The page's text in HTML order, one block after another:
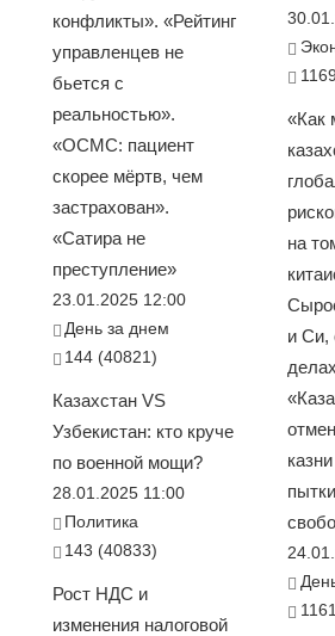
конфликты». «Рейтинг
управленцев не
бьется с
реальностью».
«ОСМС: пациент
скорее мёртв, чем
застрахован».
«Сатира не
преступление»
23.01.2025 12:00
День за днем
144 (40821)
Казахстан VS
Узбекистан: кто круче
по военной мощи?
28.01.2025 11:00
Политика
143 (40833)
Рост НДС и
изменения налоговой
«Как
на
и Си,